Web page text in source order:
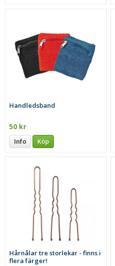
Handledsband
50 kr
Info Köp
Hårnålar tre storlekar - finns i
flera färger!